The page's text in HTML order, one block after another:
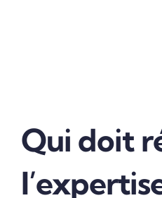
Qui doit